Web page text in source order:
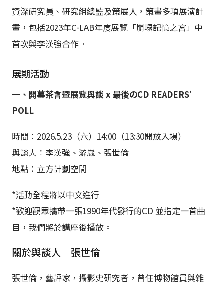
資深研究員、研究組總監及策展人，策畫多項展演計
畫，包括2023年C-LAB年度展覽「崩塌記憶之宮」中
首次與李漢強合作。
展期活動
一、開幕茶會暨展覽與談 x 最後のCD READERS’
POLL
時間：2026.5.23（六）14:00（13:30開放入場）
與談人：李漢強、游崴、張世倫
地點：立方計劃空間
*活動全程將以中文進行
*歡迎觀眾攜帶一張1990年代發行的CD 並指定一首曲
目，我們將於講座後播放。
關於與談人｜張世倫
張世倫，藝評家，攝影史研究者，曾任博物館員與雜